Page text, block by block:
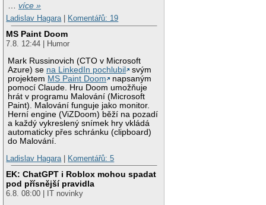
…více »
Ladislav Hagara| Komentářů: 19
MS Paint Doom
7.8. 12:44 | Humor
Mark Russinovich (CTO v Microsoft
Azure) se na LinkedIn pochlubil
svým
projektem MS Paint Doom
napsaným
pomocí Claude. Hru Doom umožňuje
hrát v programu Malování (Microsoft
Paint). Malování funguje jako monitor.
Herní engine (ViZDoom) běží na pozadí
a každý vykreslený snímek hry vkládá
automaticky přes schránku (clipboard)
do Malování.
Ladislav Hagara| Komentářů: 5
EK: ChatGPT i Roblox mohou spadat
pod přísnější pravidla
6.8. 08:00 | IT novinky